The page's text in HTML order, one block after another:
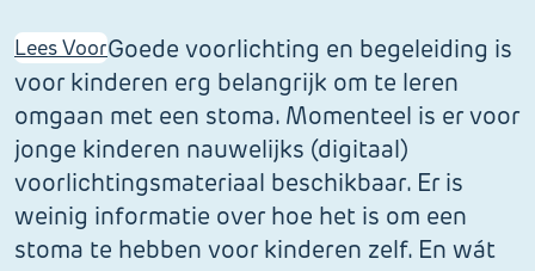
Lees VoorGoede voorlichting en begeleiding is
voor kinderen erg belangrijk om te leren
omgaan met een stoma. Momenteel is er voor
jonge kinderen nauwelijks (digitaal)
voorlichtingsmateriaal beschikbaar. Er is
weinig informatie over hoe het is om een
stoma te hebben voor kinderen zelf. En wát